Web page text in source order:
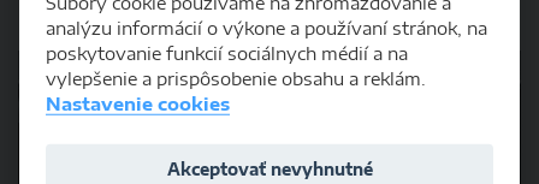
analýzu informácií o výkone a používaní stránok, na
poskytovanie funkcií sociálnych médií a na
vylepšenie a prispôsobenie obsahu a reklám.
Nastavenie cookies
Akceptovať nevyhnutné